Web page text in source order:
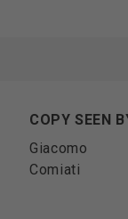
COPY SEEN
Giacomo
Comiati